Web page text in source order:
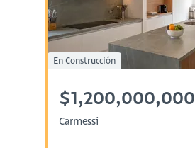
En Construcción
$1,200,000,000
Carmessi